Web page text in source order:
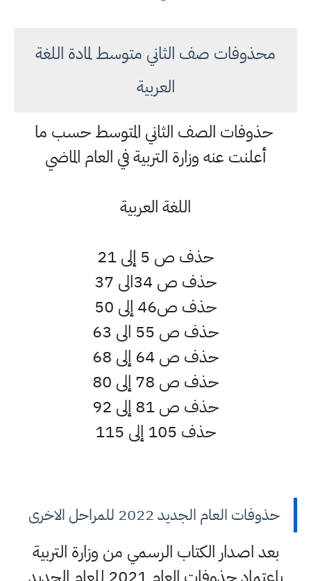
محذوفات صف الثاني متوسط لمادة اللغة
العربية
حذوفات الصف الثاني المتوسط حسب ما
أعلنت عنه وزارة التربية في العام الماضي
اللغة العربية
حذف ص 5 إلى 21
حذف ص 34الى 37
حذف ص46 إلى 50
حذف ص 55 الى 63
حذف ص 64 إلى 68
حذف ص 78 إلى 80
حذف ص 81 إلى 92
حذف 105 إلى 115
حذوفات العام الجديد 2022 للمراحل الاخرى
بعد اصدار الكتاب الرسمي من وزارة التربية